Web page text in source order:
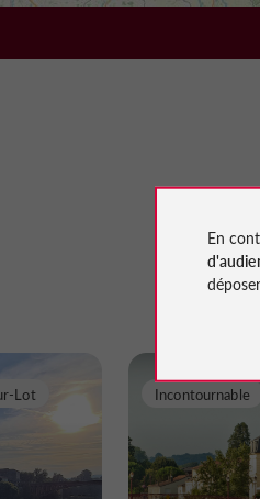
Lot Incontournable
En